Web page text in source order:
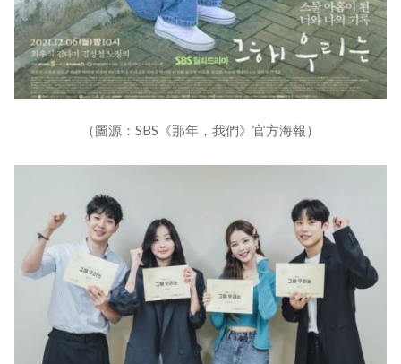
（圖源：SBS《那年，我們》官方海報）